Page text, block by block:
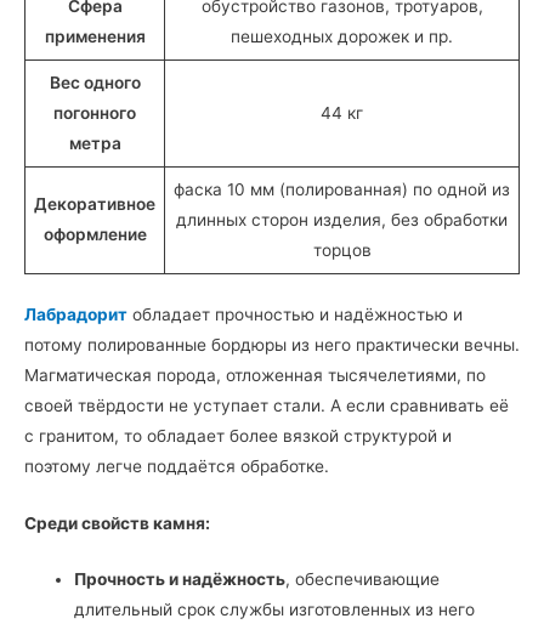
Сфера
применения
обустройство газонов, тротуаров,
пешеходных дорожек и пр.
Вес одного
погонного
метра
44 кг
Декоративное
оформление
фаска 10 мм (полированная) по одной из
длинных сторон изделия, без обработки
торцов
Лабрадорит обладает прочностью и надёжностью и
потому полированные бордюры из него практически вечны.
Магматическая порода, отложенная тысячелетиями, по
своей твёрдости не уступает стали. А если сравнивать её
с гранитом, то обладает более вязкой структурой и
поэтому легче поддаётся обработке.
Среди свойств камня:
Прочность и надёжность, обеспечивающие
длительный срок службы изготовленных из него